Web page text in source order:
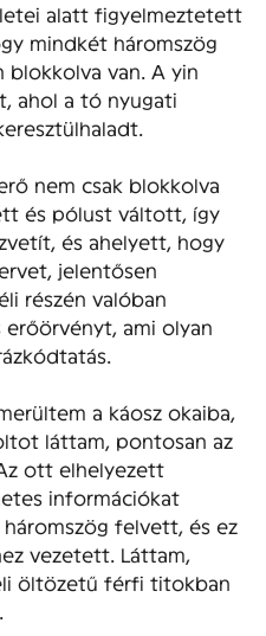
alatt figyelmeztetett
mindkét háromszög
van. A yin
ahol a tó nyugati
nem csak blokkolva
és pólust váltott, így
és ahelyett, hogy
jelentősen
részén valóban
ami olyan
a káosz okaiba,
láttam, pontosan az
ott elhelyezett
információkat
felvett, és ez
vezetett. Láttam,
öltözetű férfi titokban